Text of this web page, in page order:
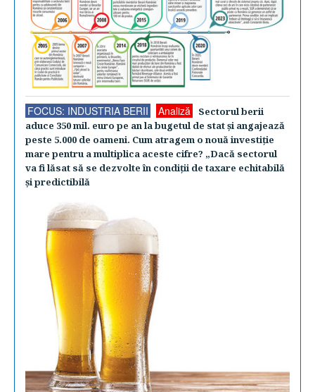
FOCUS: INDUSTRIA BERII Analiză
Sectorul berii
aduce 350 mil. euro pe an la bugetul de stat şi angajează
peste 5.000 de oameni. Cum atragem o nouă investiţie
mare pentru a multiplica aceste cifre? „Dacă sectorul
va fi lăsat să se dezvolte în condiţii de taxare echitabilă
şi predictibilă